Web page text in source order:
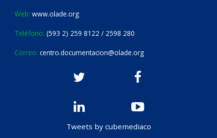
Web: www.olade.org
Teléfono: (593 2) 259 8122 / 2598 280
Correo: centro.documentacion@olade.org
Tweets by cubemediaco